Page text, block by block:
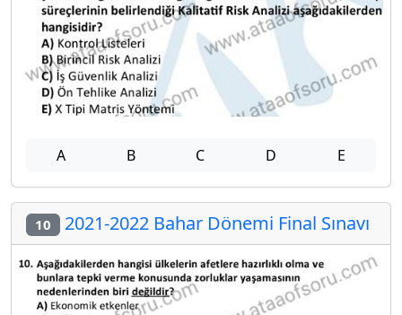
A B C D E
10 2021-2022 Bahar Dönemi Final Sınavı